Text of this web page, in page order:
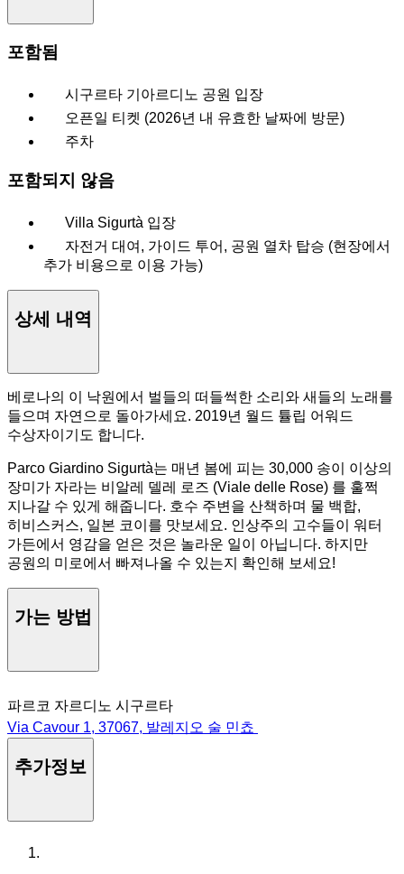
포함됨
시구르타 기아르디노 공원 입장
오픈일 티켓 (2026년 내 유효한 날짜에 방문)
주차
포함되지 않음
Villa Sigurtà 입장
자전거 대여, 가이드 투어, 공원 열차 탑승 (현장에서
추가 비용으로 이용 가능)
상세 내역
베로나의 이 낙원에서 벌들의 떠들썩한 소리와 새들의 노래를
들으며 자연으로 돌아가세요. 2019년 월드 튤립 어워드
수상자이기도 합니다.
Parco Giardino Sigurtà는 매년 봄에 피는 30,000 송이 이상의
장미가 자라는 비알레 델레 로즈 (Viale delle Rose) 를 훌쩍
지나갈 수 있게 해줍니다. 호수 주변을 산책하며 물 백합,
히비스커스, 일본 코이를 맛보세요. 인상주의 고수들이 워터
가든에서 영감을 얻은 것은 놀라운 일이 아닙니다. 하지만
공원의 미로에서 빠져나올 수 있는지 확인해 보세요!
가는 방법
파르코 자르디노 시구르타
Via Cavour 1, 37067, 발레지오 술 민쵸
추가정보